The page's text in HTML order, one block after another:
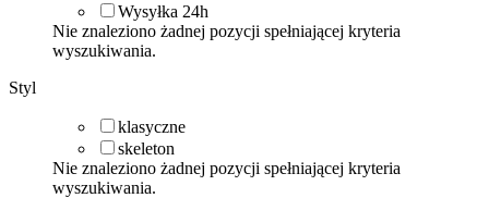
Wysyłka 24h
Nie znaleziono żadnej pozycji spełniającej kryteria
wyszukiwania.
Styl
klasyczne
skeleton
Nie znaleziono żadnej pozycji spełniającej kryteria
wyszukiwania.